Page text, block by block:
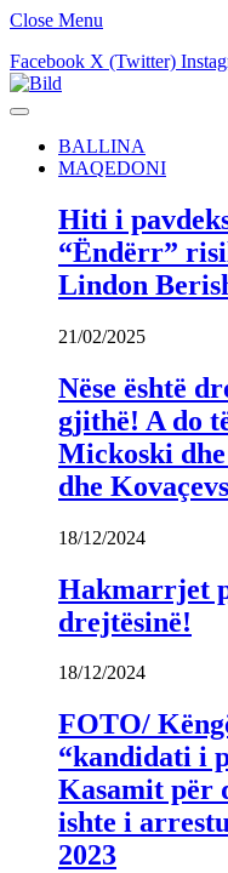
Close Menu
Facebook X (Twitter)
BALLINA
MAQEDONI
Hiti i
“Ëndërr”
Lindon
21/02/2025
Nëse është
gjithë! A do
Mickoski
dhe
18/12/2024
Hakmarrjet
drejtësinë!
18/12/2024
FOTO/
“kandidati i
Kasamit për
ishte i
2023